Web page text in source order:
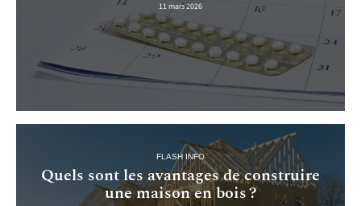
11 mars 2026
FLASH INFO
Quels sont les avantages de construire
une maison en bois ?